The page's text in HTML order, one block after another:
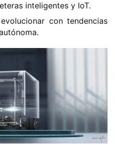
inteligentes y IoT.
con tendencias